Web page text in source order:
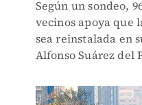
Según un sondeo,
vecinos apoya que
sea reinstalada en
Alfonso Suárez del